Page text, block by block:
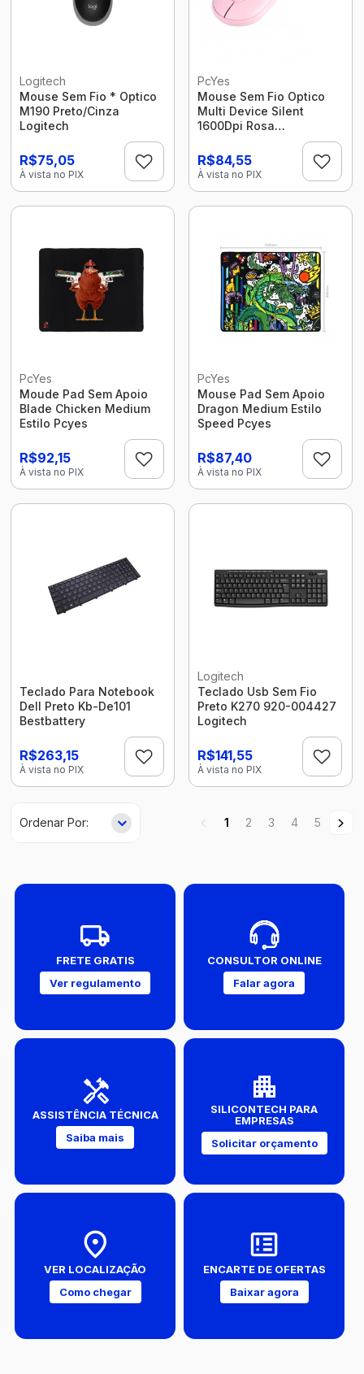
Logitech
Mouse Sem Fio * Optico
M190 Preto/Cinza
Logitech
R$75,05
À vista no PIX
PcYes
Mouse Sem Fio Optico
Multi Device Silent
1600Dpi Rosa
Pmcwmdscp Pcyes
R$84,55
À vista no PIX
PcYes
Moude Pad Sem Apoio
Blade Chicken Medium
Estilo Pcyes
R$92,15
À vista no PIX
PcYes
Mouse Pad Sem Apoio
Dragon Medium Estilo
Speed Pcyes
R$87,40
À vista no PIX
Teclado Para Notebook
Dell Preto Kb-De101
Bestbattery
R$263,15
À vista no PIX
Logitech
Teclado Usb Sem Fio
Preto K270 920-004427
Logitech
R$141,55
À vista no PIX
1 2 3 4 5
FRETE GRATIS
Ver regulamento
CONSULTOR ONLINE
Falar agora
ASSISTÊNCIA TÉCNICA
Saiba mais
SILICONTECH PARA
EMPRESAS
Solicitar orçamento
VER LOCALIZAÇÃO
Como chegar
ENCARTE DE OFERTAS
Baixar agora